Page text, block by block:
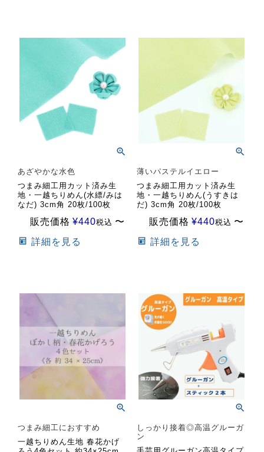
あざやかな水色
つまみ細工用カット済み生
地・一越ちりめん(水縹/みは
なだ) 3cm角 20枚/100枚
販売価格 ¥440税込 〜
詳細を見る
薄いパステルイエロー
つまみ細工用カット済み生
地・一越ちりめん(うすきは
だ) 3cm角 20枚/100枚
販売価格 ¥440税込 〜
詳細を見る
つまみ細工におすすめ
一越ちりめん生地 春花かげ
しっかり接着◎高温グルーガ
ン